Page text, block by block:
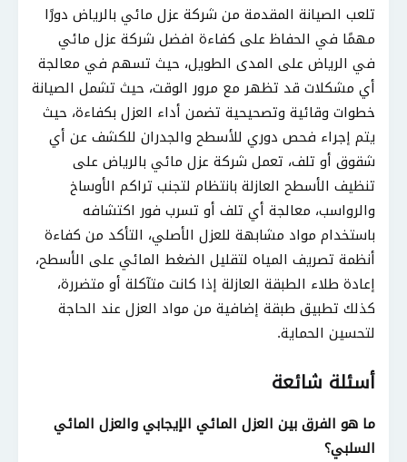
تلعب الصيانة المقدمة من شركة عزل مائي بالرياض دورًا
مهمًا في الحفاظ على كفاءة افضل شركة عزل مائي
في الرياض على المدى الطويل، حيث تسهم في معالجة
أي مشكلات قد تظهر مع مرور الوقت، حيث تشمل الصيانة
خطوات وقائية وتصحيحية تضمن أداء العزل بكفاءة، حيث
يتم إجراء فحص دوري للأسطح والجدران للكشف عن أي
شقوق أو تلف، تعمل شركة عزل مائي بالرياض على
تنظيف الأسطح العازلة بانتظام لتجنب تراكم الأوساخ
والرواسب، معالجة أي تلف أو تسرب فور اكتشافه
باستخدام مواد مشابهة للعزل الأصلي، التأكد من كفاءة
أنظمة تصريف المياه لتقليل الضغط المائي على الأسطح،
إعادة طلاء الطبقة العازلة إذا كانت متآكلة أو متضررة،
كذلك تطبيق طبقة إضافية من مواد العزل عند الحاجة
لتحسين الحماية.
أسئلة شائعة
ما هو الفرق بين العزل المائي الإيجابي والعزل المائي
السلبي؟